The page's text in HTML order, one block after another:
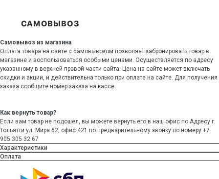
Самовывоз из магазина
Оплата товара на сайте с самовывозом позволяет забронировать товар в
магазине и воспользоваться особыми ценами. Осуществляется по адресу
указанному в верхней правой части сайта. Цена на сайте может включать
скидки и акции, и действительна только при оплате на сайте. Для получения
заказа сообщите номер заказа на кассе.
Как вернуть товар?
Если вам товар не подошел, вы можете вернуть его в наш офис по Адресу г.
Тольятти ул. Мира 62, офис 421 по предварительному звонку по номеру +7
905 305 32 67
Характеристики
Оплата